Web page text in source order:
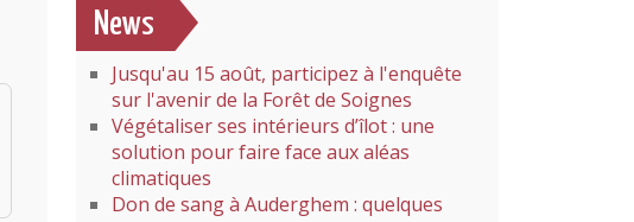
News
Jusqu'au 15 août, participez à l'enquête
sur l'avenir de la Forêt de Soignes
Végétaliser ses intérieurs d’îlot : une
solution pour faire face aux aléas
climatiques
Don de sang à Auderghem : quelques